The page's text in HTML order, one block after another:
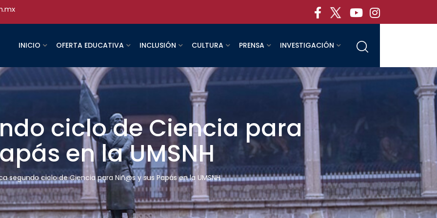
INICIO OFERTA EDUCATIVA INCLUSIÓN CULTURA PRENSA INVESTIGACIÓN
ciclo de Ciencia para
en la UMSNH
segundo ciclo de Ciencia para Niñ@s y sus Papás en la UMSNH